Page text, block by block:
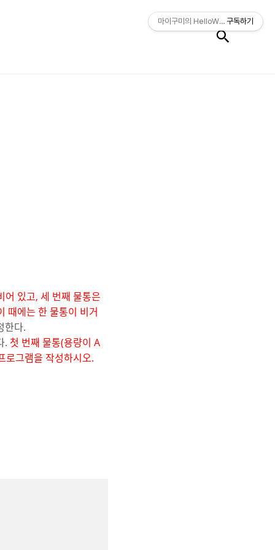
검색
있고, 세 번째 물통은
때에는 한 물통이 비거
한다.
. 첫 번째 물통(용량이 A
로그램을 작성하시오.
마이구미의 HelloWorld구독하기